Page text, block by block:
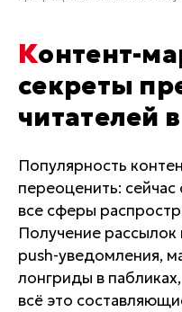
Пн-пт.
Контент-маркетинг:
секреты
читателей
Популярность
переоценить: сейчас
все сферы
Получение рассылок
push-уведомления,
лонгриды в
всё это